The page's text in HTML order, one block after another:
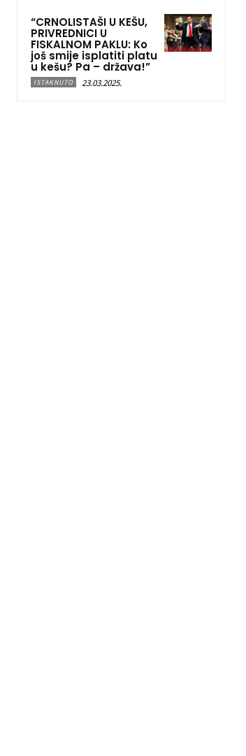
“CRNOLISTAŠI U KEŠU,
PRIVREDNICI U
FISKALNOM PAKLU: Ko
još smije isplatiti platu
u kešu? Pa – država!”
ISTAKNUTO 23.03.2025.